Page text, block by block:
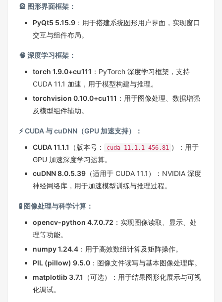
🎡 图形界面框架：
PyQt5 5.15.9 ：用于搭建系统图形用户界面，实现窗口
交互与组件布局。
🧠 深度学习框架：
torch 1.9.0+cu111 ：PyTorch 深度学习框架，支持
CUDA 11.1 加速，用于模型构建与推理。
torchvision 0.10.0+cu111 ：用于图像处理、数据增强
及模型组件辅助。
⚡ CUDA 与 cuDNN（GPU 加速支持）：
CUDA 11.1.1
（版本号： cuda_11.1.1_456.81 ）：用于
GPU 加速深度学习运算。
cuDNN 8.0.5.39 （适用于 CUDA 11.1）：NVIDIA 深度
神经网络库，用于加速模型训练与推理过程。
🧪 图像处理与科学计算：
opencv-python 4.7.0.72 ：实现图像读取、显示、处
理等功能。
numpy 1.24.4 ：用于高效数组计算及矩阵操作。
PIL (pillow) 9.5.0 ：图像文件读写与基本图像处理库。
matplotlib 3.7.1
（可选）：用于结果图形化展示与可视
化调试。